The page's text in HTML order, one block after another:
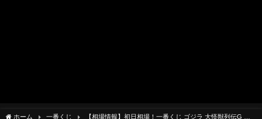
ホーム 一番くじ
【相場情報】初日相場！一番くじ ゴジラ 大怪獣列伝G 一